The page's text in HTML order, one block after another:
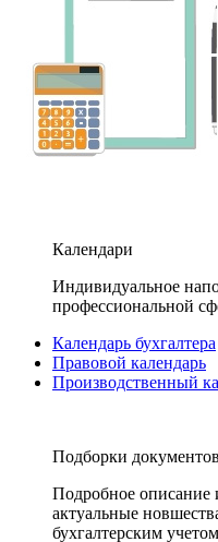
Календари
Индивидуальное
профессиональной
Календарь бухгалтера
Правовой календарь
Производственный
Подборки документов
Подробное описание
актуальные
бухгалтерским